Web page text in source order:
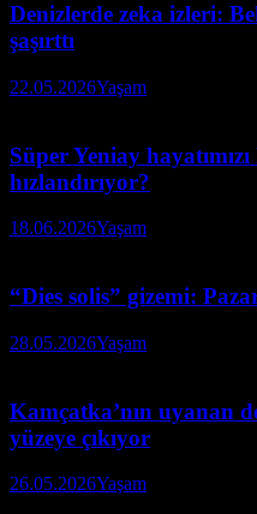
Denizlerde zeka izleri:
şaşırttı
22.05.2026Yaşam
Süper Yeniay
hızlandırıyor?
18.06.2026Yaşam
“Dies solis” gizemi:
28.05.2026Yaşam
Kamçatka’nın uyanan
yüzeye çıkıyor
26.05.2026Yaşam